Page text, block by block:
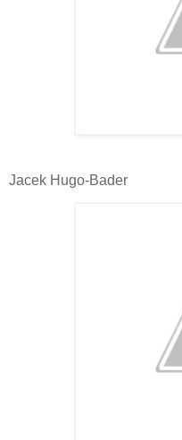
Jacek Hugo-Bader